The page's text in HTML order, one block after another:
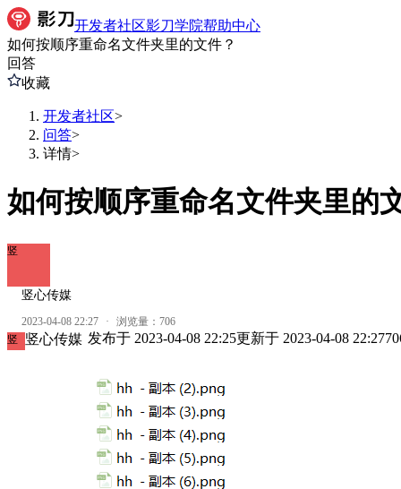
开发者社区影刀学院帮助中心
如何按顺序重命名文件夹里的文件？
回答
收藏
开发者社区>
问答>
详情>
如何按顺序重命名文件夹里的
竖
竖心传媒
2023-04-08 22:27 · 浏览量： 706
竖
竖心传媒 发布于 2023-04-08 22:25更新于 2023-04-08 22:27